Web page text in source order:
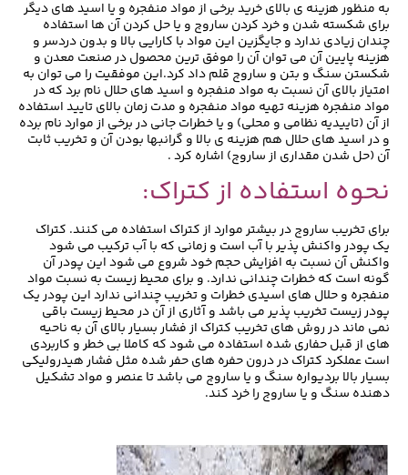
به منظور هزینه ی بالای خرید برخی از مواد منفجره و یا اسید های دیگر
برای شکسته شدن و خرد کردن ساروج و یا حل کردن آن ها استفاده
چندان زیادی ندارد و جایگزین این مواد با کارایی بالا و بدون دردسر و
هزینه پایین آن می توان آن را موفق ترین محصول در صنعت معدن و
شکستن سنگ و بتن و ساروج قلم داد کرد.این موفقیت را می توان به
امتیاز بالای آن نسبت به مواد منفجره و اسید های حلال نام برد که در
مواد منفجره هزینه تهیه مواد منفجره و مدت زمان بالای تایید استفاده
از آن (تاییدیه نظامی و محلی) و یا خطرات جانی در برخی از موارد نام برده
و در اسید های حلال هم هزینه ی بالا و گرانبها بودن آن و تخریب ثابت
آن (حل شدن مقداری از ساروج) اشاره کرد .
نحوه استفاده از کتراک:
برای تخریب ساروج در بیشتر موارد از کتراک استفاده می کنند. کتراک
یک پودر واکنش پذیر با آب است و زمانی که با آب ترکیب می شود
واکنش آن نسبت به افزایش حجم خود شروع می شود این پودر آن
گونه است که خطرات چندانی ندارد. و برای محیط زیست به نسبت مواد
منفجره و حلال های اسیدی خطرات و تخریب چندانی ندارد این پودر یک
پودر زیست تخریب پذیر می باشد و آثاری از آن در محیط زیست باقی
نمی ماند در روش های تخریب کتراک از فشار بسیار بالای آن به ناحیه
های از قبل حفاری شده استفاده می شود که کاملا بی خطر و کاربردی
است عملکرد کتراک در درون حفره های حفر شده مثل فشار هیدرولیکی
بسیار بالا بردیواره سنگ و یا ساروج می باشد تا عنصر و مواد تشکیل
دهنده سنگ و یا ساروج را خرد کند.